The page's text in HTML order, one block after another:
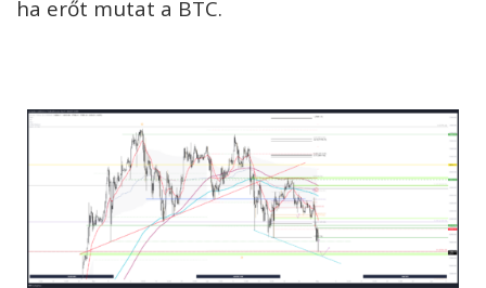
ha erőt mutat a BTC.